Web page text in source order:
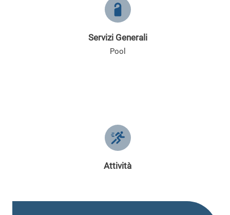
Servizi Generali
Pool
Attività